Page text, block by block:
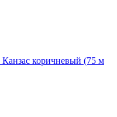
коричневый (75 м